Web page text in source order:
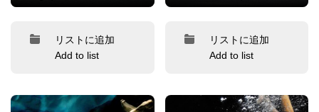
リストに追加
Add to list
リストに追加
Add to list